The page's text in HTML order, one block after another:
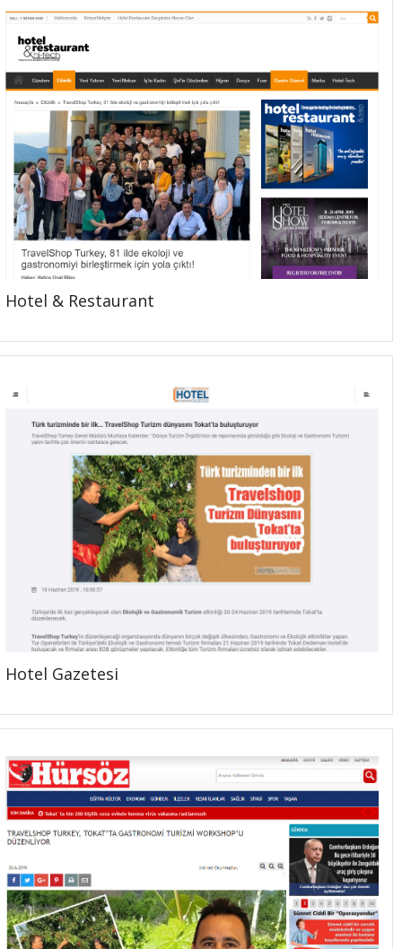
Hotel & Restaurant
Hotel Gazetesi